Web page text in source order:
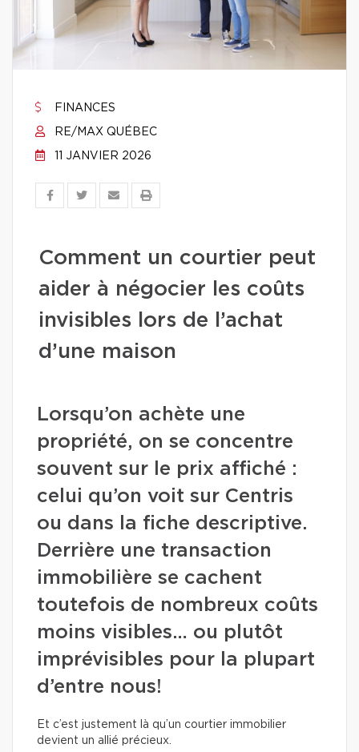
FINANCES
RE/MAX QUÉBEC
11 JANVIER 2026
Comment un courtier peut
aider à négocier les coûts
invisibles lors de l’achat
d’une maison
Lorsqu’on achète une
propriété, on se concentre
souvent sur le prix affiché :
celui qu’on voit sur Centris
ou dans la fiche descriptive.
Derrière une transaction
immobilière se cachent
toutefois de nombreux coûts
moins visibles… ou plutôt
imprévisibles pour la plupart
d’entre nous!
Et c’est justement là qu’un courtier immobilier
devient un allié précieux.